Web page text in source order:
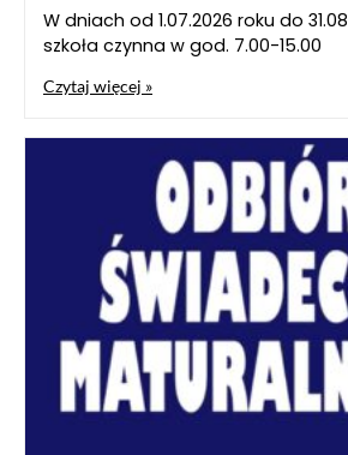
W dniach od 1.07.2026 roku do
szkoła czynna w god. 7.00-15.00
Czytaj więcej »